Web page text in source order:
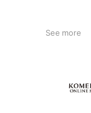
See more